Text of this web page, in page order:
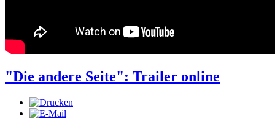
"Die andere Seite": Trailer online